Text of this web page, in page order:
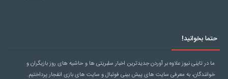
حتما بخوانید!
ما در تاینی نیوز علاوه بر آوردن جدیدترین اخبار سلبریتی ها و حاشیه های روز بازیگران و
خوانندگان، به معرفی سایت های پیش بینی فوتبال و سایت های بازی انفجار پرداختیم.